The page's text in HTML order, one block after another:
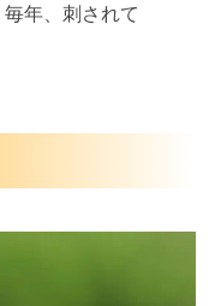
年、刺されて